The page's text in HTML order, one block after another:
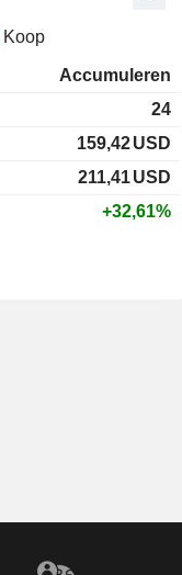
Koop
Accumuleren
24
159,42USD
211,41USD
+32,61%